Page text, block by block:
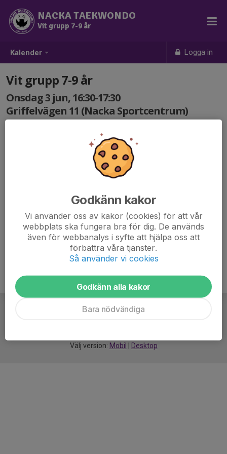
Kalender Logga in
NACKA TAEKWONDO
Vit grupp 7-9 år
Vit grupp 7-9 år
Onsdag 3 jun, 16:30-17:30
Griffelvägen 11 (Nacka Sportcentrum)
Träning Vit grupp 7-9 år.
Välj version: Mobil Desktop
Godkänn kakor
Vi använder oss av kakor (cookies) för att vår
webbplats ska fungera bra för dig. De används
även för webbanalys i syfte att hjälpa oss att
förbättra våra tjänster.
Så använder vi cookies
Godkänn alla kakor
Bara nödvändiga